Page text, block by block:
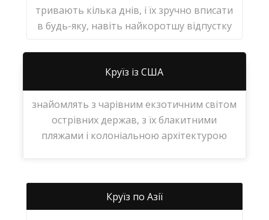
тривають кілька днів, і їх зручно вписати
в будь-яку, навіть найкоротшу відпустку
Круїз із США
знайомлять з чарівним екзотичним світом
острівних держав, з їх блакитними
пляжами і колоніальною архітектурою
Круїз по Азії